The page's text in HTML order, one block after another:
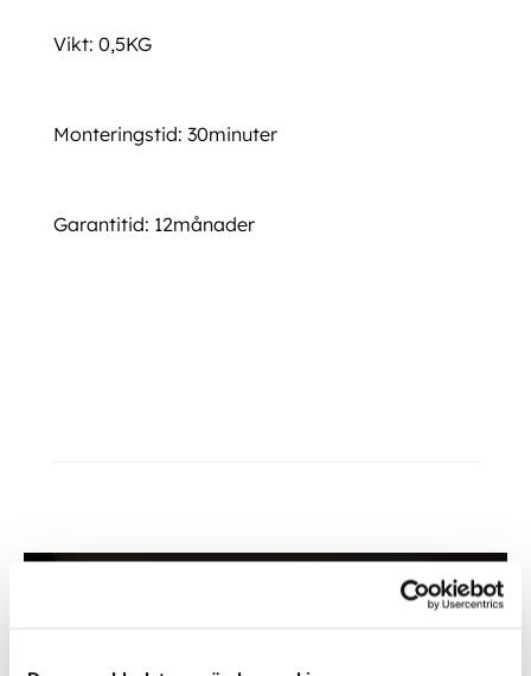
Vikt: 0,5KG
Monteringstid: 30minuter
Garantitid: 12månader